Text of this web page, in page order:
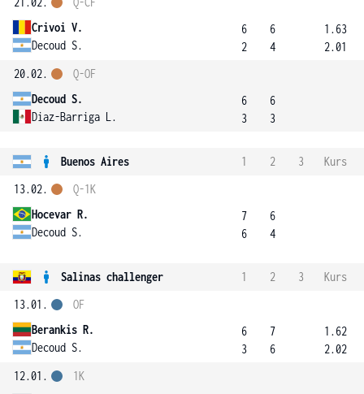
Crivoi V.
Decoud S.
6
2
6
4
1.63
2.01
20.02.
Decoud S.
Diaz-Barriga L.
Q-OF
6
3
6
3
Buenos Aires 1 2 3
Kurs
13.02.
Hocevar R.
Decoud S.
Q-1K
7
6
6
4
Salinas challenger 1 2 3
Kurs
13.01.
Berankis R.
Decoud S.
OF
6
3
7
6
1.62
2.02
12.01.
1K